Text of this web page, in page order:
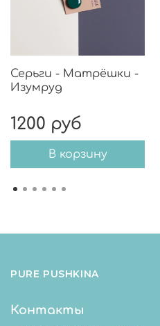
Серьги - Матрёшки -
Изумруд
1200 руб
В корзину
PURE PUSHKINA
Контакты